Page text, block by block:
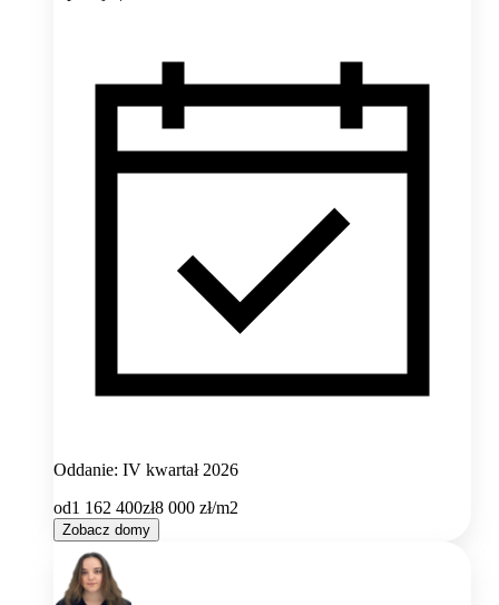
Oddanie: IV kwartał 2026
od1 162 400zł8 000 zł/m2
Zobacz domy